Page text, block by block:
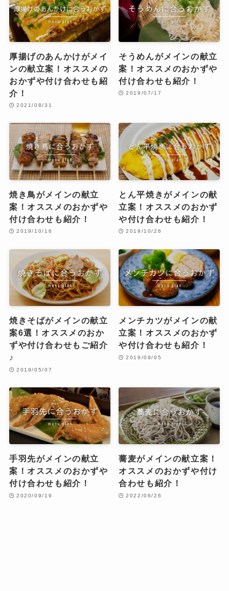
厚揚げのあんかけがメイ
ンの献立案！オススメの
おかずや付け合わせも紹
介！
2021/08/31
そうめんがメインの献立
案！オススメのおかずや
付け合わせも紹介！
2019/07/17
焼き鳥がメインの献立
案！オススメのおかずや
付け合わせも紹介！
2019/10/16
とん平焼きがメインの献
立案！オススメのおかず
や付け合わせも紹介！
2019/10/26
焼きそばがメインの献立
案6選！オススメのおか
ずや付け合わせもご紹介
♪
2019/05/07
メンチカツがメインの献
立案！オススメのおかず
や付け合わせも紹介！
2019/09/05
手羽先がメインの献立
案！オススメのおかずや
付け合わせも紹介！
2020/09/19
蕎麦がメインの献立案！
オススメのおかずや付け
合わせも紹介！
2022/06/26